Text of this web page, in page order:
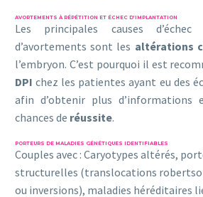
AVORTEMENTS À RÉPÉTITION ET ÉCHEC D’IMPLANTATION
Les principales causes
d’avortements sont les altérations
l’embryon. C’est pourquoi il est
DPI chez les patientes ayant eu des
afin d’obtenir plus d’informations
chances de réussite.
PORTEURS DE MALADIES GÉNÉTIQUES IDENTIFIABLES
Couples avec : Caryotypes altérés,
structurelles (translocations
ou inversions), maladies héréditaires